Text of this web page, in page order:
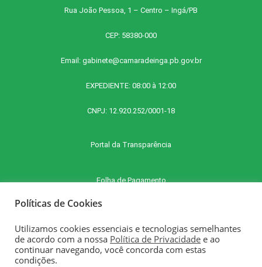
Rua João Pessoa, 1 – Centro – Ingá/PB
CEP: 58380-000
Email: gabinete@camaradeinga.pb.gov.br
EXPEDIENTE: 08:00 à 12:00
CNPJ: 12.920.252/0001-18
Portal da Transparência
Folha de Pagamento
E-SIC - Serviço Eletrônico de Informações ao Cidadão
Políticas de Cookies
Utilizamos cookies essenciais e tecnologias semelhantes
de acordo com a nossa Política de Privacidade e ao
continuar navegando, você concorda com estas
condições.